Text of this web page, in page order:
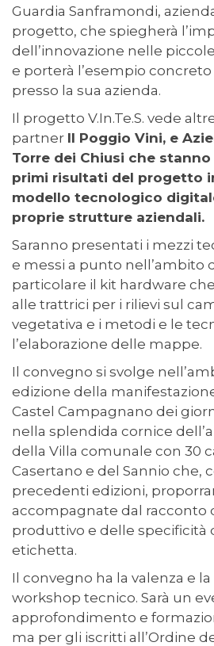
Guardia Sanframondi,
progetto, che spiegherà
dell’innovazione nelle
e porterà l’esempio
presso la sua azienda.
Il progetto V.In.Te.S. vede
partner Il Poggio Vini, e
Torre dei Chiusi che
primi risultati del progetto
modello tecnologico
proprie strutture aziendali.
Saranno presentati i mezzi
e messi a punto nell’ambito
particolare il kit hardware
alle trattrici per i rilievi sul
vegetativa e i metodi e le
l’elaborazione delle mappe.
Il convegno si svolge
edizione della
Castel Campagnano dei
nella splendida cornice
della Villa comunale con 30
Casertano e del Sannio che,
precedenti edizioni,
accompagnate dal racconto
produttivo e delle specificità
etichetta.
Il convegno ha la valenza e
workshop tecnico. Sarà un
approfondimento e
ma per gli iscritti all’Ordine